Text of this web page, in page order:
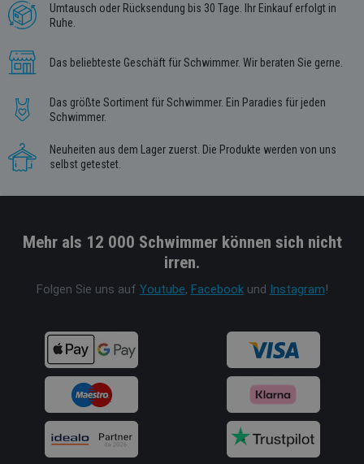
Umtausch oder Rücksendung bis 30 Tage. Ihr Einkauf erfolgt in
Ruhe.
Das beliebteste Geschäft für Schwimmer. Wir beraten Sie gerne.
Das größte Sortiment für Schwimmer. Ein Paradies für jeden
Schwimmer.
Neuheiten aus dem Lager zuerst. Die Produkte werden von uns
selbst getestet.
Mehr als 12 000 Schwimmer können sich nicht
irren.
Folgen Sie uns auf Youtube, Facebookund Instagram!